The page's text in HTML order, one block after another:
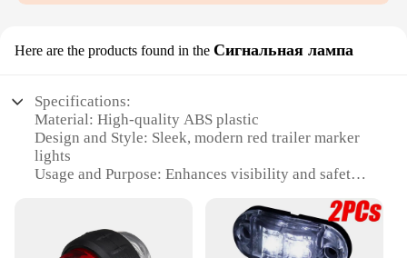
Here are the products found in the Сигнальная лампа
Specifications:
Material: High-quality ABS plastic
Design and Style: Sleek, modern red trailer marker
lights
Usage and Purpose: Enhances visibility and safety
Performance and Property: Durable, weather-
resistant, and long-lasting
Quantity: Available in sets for easy installation